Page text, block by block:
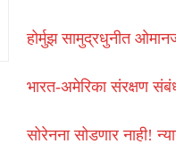
होर्मुझ सामुद्रधुनीत
भारत-अमेरिका संरक्षण
सोरेनना सोडणार नाही!